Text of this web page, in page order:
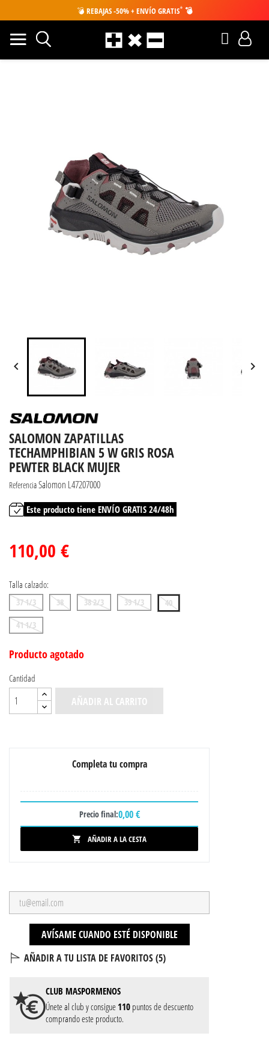
💣 REBAJAS -50% + ENVÍO GRATIS* 💣
 
SALOMON ZAPATILLAS
TECHAMPHIBIAN 5 W GRIS ROSA
PEWTER BLACK MUJER
ReferenciaSalomon L47207000
Este producto tiene ENVÍO GRATIS 24/48h
110,00 €
Talla calzado:
37 1/3 38 38 2/3 39 1/3
40
41 1/3
Producto agotado
Cantidad
AÑADIR AL CARRITO
Completa tu compra
Precio final:0,00 €
 AÑADIR A LA CESTA
AVÍSAME CUANDO ESTÉ DISPONIBLE
AÑADIR A TU LISTA DE FAVORITOS (5)
CLUB MASPORMENOS
Únete al club y consigue 110 puntos de descuento
comprando este producto.